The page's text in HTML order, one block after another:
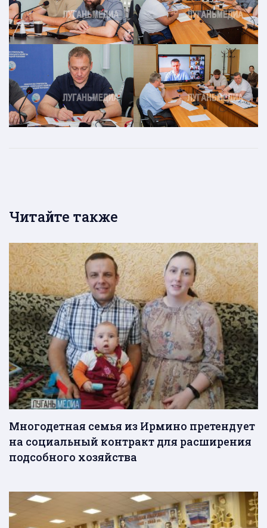
Читайте также
Многодетная семья из Ирмино претендует
на социальный контракт для расширения
подсобного хозяйства